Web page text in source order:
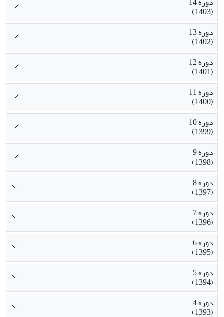
(1403)
دوره 13
(1402)
دوره 12
(1401)
دوره 11
(1400)
دوره 10
(1399)
دوره 9
(1398)
دوره 8
(1397)
دوره 7
(1396)
دوره 6
(1395)
دوره 5
(1394)
دوره 4
(1393)